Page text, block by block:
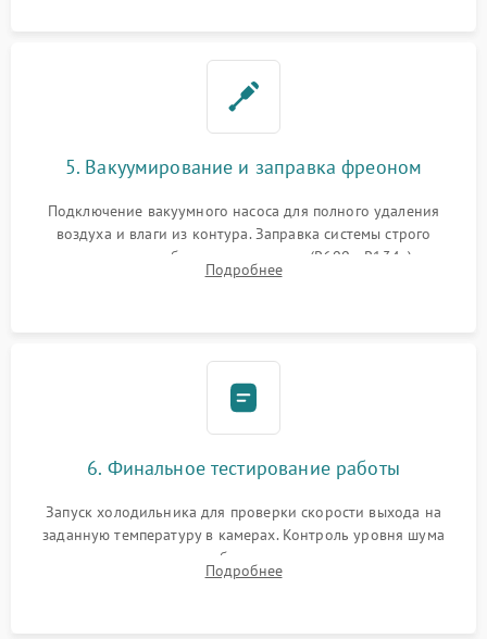
5. Вакуумирование и заправка фреоном
Подключение вакуумного насоса для полного удаления
воздуха и влаги из контура. Заправка системы строго
дозированным объемом хладагента (R600a, R134a) по
электронным весам. Контроль рабочего давления в системе.
Подробнее
6. Финальное тестирование работы
Запуск холодильника для проверки скорости выхода на
заданную температуру в камерах. Контроль уровня шума
компрессора, отсутствия обмерзания стенок и корректного
срабатывания системы автоматической оттайки.
Подробнее